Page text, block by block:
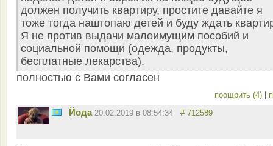
должен получить квартиру, простите давайте я
тоже тогда наштопаю детей и буду ждать
Я не против выдачи малоимущим пособий и
социальной помощи (одежда, продукты,
бесплатные лекарства).
полностью с Вами согласен
поощрить (4)
Йода 20.02.2019 в 08:54:34 # 712589